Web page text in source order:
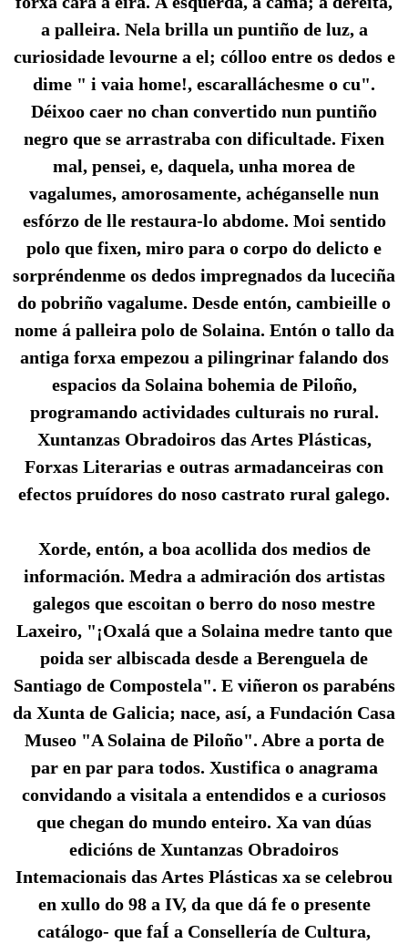
a palleira. Nela brilla un puntiño de luz, a
curiosidade levourne a el; cólloo entre os dedos e
dime " i vaia home!, escaralláchesme o cu".
Déixoo caer no chan convertido nun puntiño
negro que se arrastraba con dificultade. Fixen
mal, pensei, e, daquela, unha morea de
vagalumes, amorosamente, achéganselle nun
esfórzo de lle restaura-lo abdome. Moi sentido
polo que fixen, miro para o corpo do delicto e
sorpréndenme os dedos impregnados da luceciña
do pobriño vagalume. Desde entón, cambieille o
nome á palleira polo de Solaina. Entón o tallo da
antiga forxa empezou a pilingrinar falando dos
espacios da Solaina bohemia de Piloño,
programando actividades culturais no rural.
Xuntanzas Obradoiros das Artes Plásticas,
Forxas Literarias e outras armadanceiras con
efectos pruídores do noso castrato rural galego.
Xorde, entón, a boa acollida dos medios de
información. Medra a admiración dos artistas
galegos que escoitan o berro do noso mestre
Laxeiro, "¡Oxalá que a Solaina medre tanto que
poida ser albiscada desde a Berenguela de
Santiago de Compostela". E viñeron os parabéns
da Xunta de Galicia; nace, así, a Fundación Casa
Museo "A Solaina de Piloño". Abre a porta de
par en par para todos. Xustifica o anagrama
convidando a visitala a entendidos e a curiosos
que chegan do mundo enteiro. Xa van dúas
edicións de Xuntanzas Obradoiros
Intemacionais das Artes Plásticas xa se celebrou
en xullo do 98 a IV, da que dá fe o presente
catálogo- que faÍ a Consellería de Cultura,